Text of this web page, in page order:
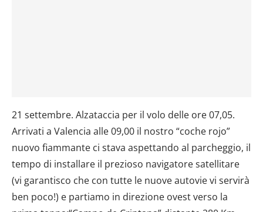
21 settembre. Alzataccia per il volo delle ore 07,05.
Arrivati a Valencia alle 09,00 il nostro “coche rojo”
nuovo fiammante ci stava aspettando al parcheggio, il
tempo di installare il prezioso navigatore satellitare
(vi garantisco che con tutte le nuove autovie vi servirà
ben poco!) e partiamo in direzione ovest verso la